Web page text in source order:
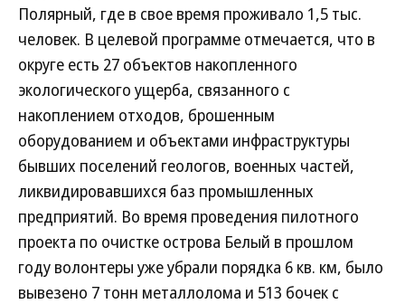
Полярный, где в свое время проживало 1,5 тыс.
человек. В целевой программе отмечается, что в
округе есть 27 объектов накопленного
экологического ущерба, связанного с
накоплением отходов, брошенным
оборудованием и объектами инфраструктуры
бывших поселений геологов, военных частей,
ликвидировавшихся баз промышленных
предприятий. Во время проведения пилотного
проекта по очистке острова Белый в прошлом
году волонтеры уже убрали порядка 6 кв. км, было
вывезено 7 тонн металлолома и 513 бочек с